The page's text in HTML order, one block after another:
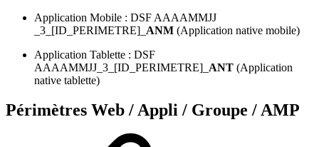
Application Mobile : DSF AAAAMMJJ
_3_[ID_PERIMETRE]_ ANM (Application native mobile)
Application Tablette : DSF
AAAAMMJJ_3_[ID_PERIMETRE]_ ANT (Application
native tablette)
Périmètres Web / Appli / Groupe / AMP